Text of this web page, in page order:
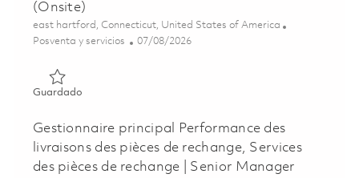
(Onsite)
Ubicación
east hartford, Connecticut, United States of America
Categoría
Posventa y servicios Posted Date
07/08/2026
GuardadoGuardado Military Engine Maintenance Instructor (Onsite)
Gestionnaire principal Performance des
livraisons des pièces de rechange, Services
des pièces de rechange | Senior Manager